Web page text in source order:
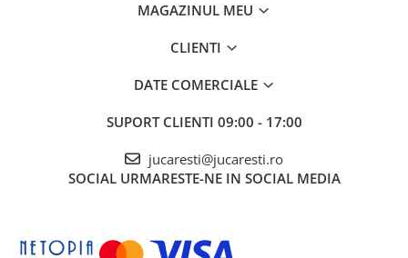
MAGAZINUL MEU
CLIENTI
DATE COMERCIALE
SUPORT CLIENTI 09:00 - 17:00
jucaresti@jucaresti.ro
SOCIAL URMARESTE-NE IN SOCIAL MEDIA